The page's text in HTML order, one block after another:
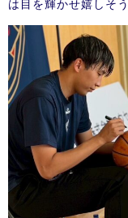
は目を輝かせ嬉しそ